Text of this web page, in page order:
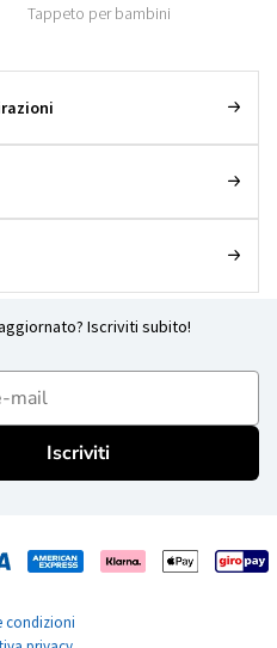
Tappeto per bambini
Iscriviti subito!
Iscriviti
condizioni